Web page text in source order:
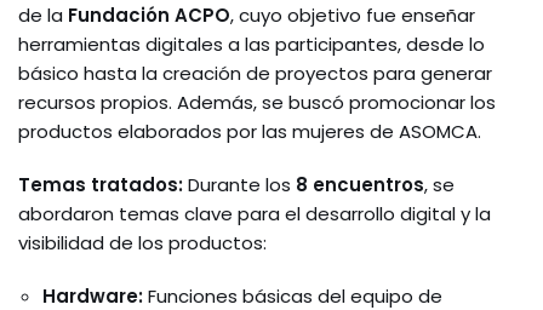
de la Fundación ACPO, cuyo objetivo fue enseñar
herramientas digitales a las participantes, desde lo
básico hasta la creación de proyectos para generar
recursos propios. Además, se buscó promocionar los
productos elaborados por las mujeres de ASOMCA.
Temas tratados:Durante los 8 encuentros, se
abordaron temas clave para el desarrollo digital y la
visibilidad de los productos:
Hardware:Funciones básicas del equipo de